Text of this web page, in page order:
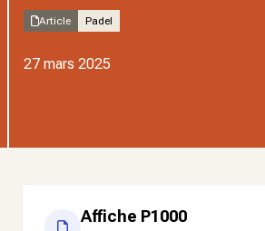
Article Padel
27 mars 2025
Affiche P1000